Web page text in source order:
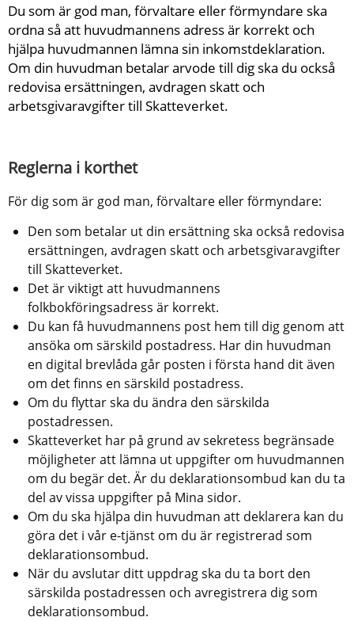
Du som är god man, förvaltare eller förmyndare ska
ordna så att huvudmannens adress är korrekt och
hjälpa huvudmannen lämna sin inkomstdeklaration.
Om din huvudman betalar arvode till dig ska du också
redovisa ersättningen, avdragen skatt och
arbetsgivaravgifter till Skatteverket.
Reglerna i korthet
För dig som är god man, förvaltare eller förmyndare:
Den som betalar ut din ersättning ska också redovisa
ersättningen, avdragen skatt och arbetsgivaravgifter
till Skatteverket.
Det är viktigt att huvudmannens
folkbokföringsadress är korrekt.
Du kan få huvudmannens post hem till dig genom att
ansöka om särskild postadress. Har din huvudman
en digital brevlåda går posten i första hand dit även
om det finns en särskild postadress.
Om du flyttar ska du ändra den särskilda
postadressen.
Skatteverket har på grund av sekretess begränsade
möjligheter att lämna ut uppgifter om huvudmannen
om du begär det. Är du deklarationsombud kan du ta
del av vissa uppgifter på Mina sidor.
Om du ska hjälpa din huvudman att deklarera kan du
göra det i vår e-tjänst om du är registrerad som
deklarationsombud.
När du avslutar ditt uppdrag ska du ta bort den
särskilda postadressen och avregistrera dig som
deklarationsombud.